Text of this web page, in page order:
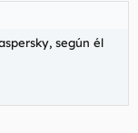
según él